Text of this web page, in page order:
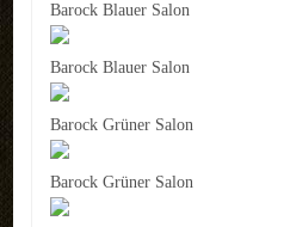
Barock Blauer Salon
Barock Blauer Salon
Barock Grüner Salon
Barock Grüner Salon